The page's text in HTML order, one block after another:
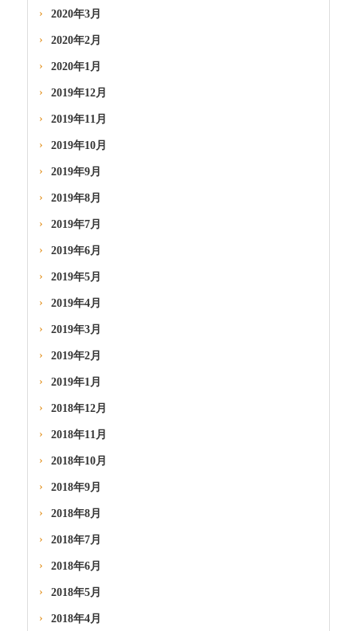
2020年3月
2020年2月
2020年1月
2019年12月
2019年11月
2019年10月
2019年9月
2019年8月
2019年7月
2019年6月
2019年5月
2019年4月
2019年3月
2019年2月
2019年1月
2018年12月
2018年11月
2018年10月
2018年9月
2018年8月
2018年7月
2018年6月
2018年5月
2018年4月